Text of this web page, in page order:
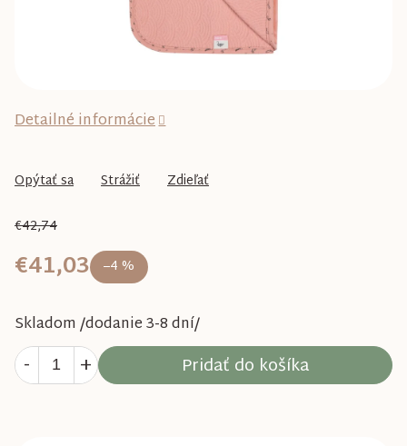
€42,74
–4 %
€41,03
Skladom /dodanie 3-8 dní/
Pridať do košíka
Detailné informácie
Opýtať sa Strážiť Zdieľať